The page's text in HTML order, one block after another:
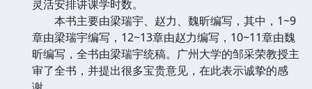
灵活安排讲课学时数。
本书主要由梁瑞宇、赵力、魏昕编写，其中，1~9
章由梁瑞宇编写，12~13章由赵力编写，10~11章由魏
昕编写，全书由梁瑞宇统稿。广州大学的邹采荣教授主
审了全书，并提出很多宝贵意见，在此表示诚挚的感